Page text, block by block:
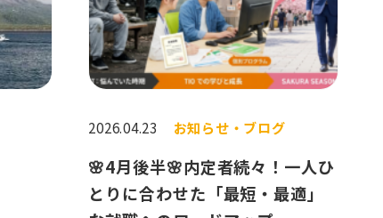
2026.04.23 お知らせ・ブログ
🌸4月後半🌸内定者続々！一人ひ
とりに合わせた「最短・最適」